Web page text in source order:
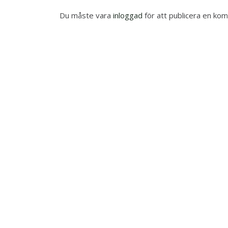
Du måste vara inloggad för att publicera en